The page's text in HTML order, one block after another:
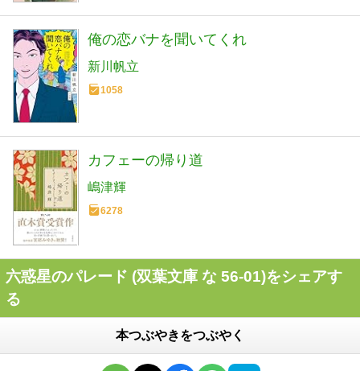
俺の恋バナを聞いてくれ
新川帆立
1058
カフェーの帰り道
嶋津輝
6278
六惑星のパレード (双葉文庫 な 56-01)をシェアす
る
本つぶやきをつぶやく